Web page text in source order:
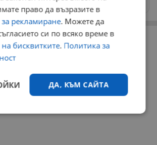
право да възразите в
рекламиране. Можете да
си по всяко време в
бисквитките. Политика за
ДА, КЪМ САЙТА
Ефективност